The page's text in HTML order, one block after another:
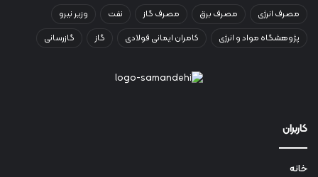
مصرف انرژی
مصرف برق مصرف گاز نفت
وزیر نیرو
پژوهشگاه مواد و انرژی
کامران ایمانی فولادی گاز گازرسانی
کاربران
خانه